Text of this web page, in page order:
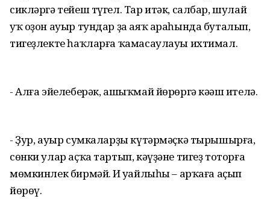
сикләргә тейеш түгел. Тар итәк, салбар, шулай
уҡ оҙон ауыр тундар ҙа аяҡ араһында буталып,
тигеҙлекте һаҡларға ҡамасаулауы ихтимал.
- Алға эйелеберәк, ашыҡмай йөрөргә кәңәш ителә.
- Ҙур, ауыр сумкаларҙы күтәрмәҫкә тырышырға,
сөнки улар аҫҡа тартып, кәүҙәне тигеҙ тоторға
мөмкинлек бирмәй. Иң уңайлыһы – арҡаға аҫып
йөрөү.